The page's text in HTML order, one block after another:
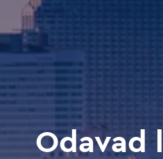
Odavad